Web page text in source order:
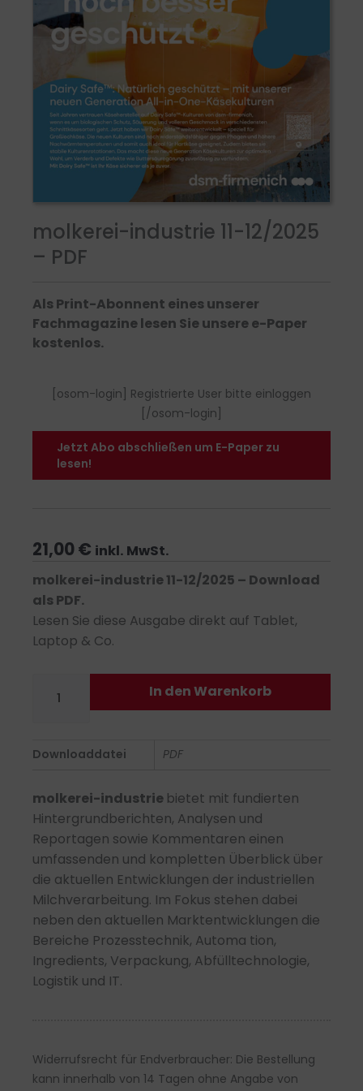
molkerei-industrie 11-12/2025
– PDF
Als Print-Abonnent eines unserer
Fachmagazine lesen Sie unsere e-Paper
kostenlos.
[osom-login] Registrierte User bitte einloggen
[/osom-login]
Jetzt Abo abschließen um E-Paper zu
lesen!
21,00€ inkl. MwSt.
molkerei-industrie 11-12/2025 – Download
als PDF.
Lesen Sie diese Ausgabe direkt auf Tablet,
Laptop & Co.
industrie
-
Menge
In den Warenkorb
Downloaddatei PDF
molkerei-industrie bietet mit fundierten
Hintergrundberichten, Analysen und
Reportagen sowie Kommentaren einen
umfassenden und kompletten Überblick über
die aktuellen Entwicklungen der industriellen
Milchverarbeitung. Im Fokus stehen dabei
neben den aktuellen Marktentwicklungen die
Bereiche Prozesstechnik, Automa tion,
Ingredients, Verpackung, Abfülltechnologie,
Logistik und IT.
Widerrufsrecht für Endverbraucher: Die Bestellung
kann innerhalb von 14 Tagen ohne Angabe von